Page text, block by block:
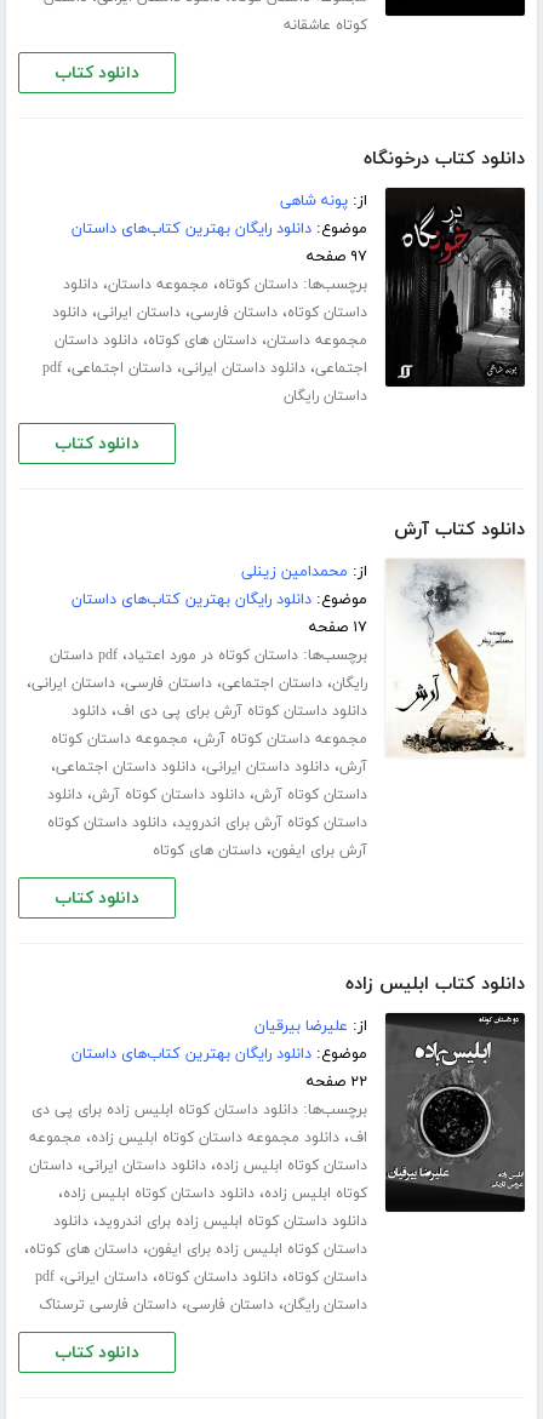
کوتاه عاشقانه
دانلود کتاب
دانلود کتاب درخونگاه
از:پونه شاهی
موضوع:دانلود رایگان بهترین کتاب‌های داستان
۹۷ صفحه
برچسب‌ها:داستان کوتاه، مجموعه داستان،دانلود
داستان کوتاه،داستان فارسی،داستان ایرانی،دانلود
مجموعه داستان،داستان های کوتاه،دانلود داستان
اجتماعی،دانلود داستان ایرانی،داستان اجتماعی،pdf
داستان رایگان
دانلود کتاب
دانلود کتاب آرش
از: محمدامین زینلی
موضوع:دانلود رایگان بهترین کتاب‌های داستان
۱۷ صفحه
برچسب‌ها:داستان کوتاه در مورد اعتیاد،
pdf داستان
رایگان،داستان اجتماعی،داستان فارسی،داستان ایرانی،
دانلود داستان کوتاه آرش برای پی دی اف،دانلود
مجموعه داستان کوتاه آرش، مجموعه داستان کوتاه
آرش،دانلود داستان ایرانی،دانلود داستان اجتماعی،
داستان کوتاه آرش،دانلود داستان کوتاه آرش،دانلود
داستان کوتاه آرش برای اندروید،دانلود داستان کوتاه
آرش برای ایفون،داستان های کوتاه
دانلود کتاب
دانلود کتاب ابلیس زاده
از: علیرضا بیرقیان
موضوع:دانلود رایگان بهترین کتاب‌های داستان
۲۲ صفحه
برچسب‌ها:دانلود داستان کوتاه ابلیس زاده برای پی دی
اف،دانلود مجموعه داستان کوتاه ابلیس زاده، مجموعه
داستان کوتاه ابلیس زاده،دانلود داستان ایرانی،داستان
کوتاه ابلیس زاده،دانلود داستان کوتاه ابلیس زاده،
دانلود داستان کوتاه ابلیس زاده برای اندروید،دانلود
داستان کوتاه ابلیس زاده برای ایفون،داستان های کوتاه،
داستان کوتاه،دانلود داستان کوتاه،داستان ایرانی،pdf
داستان رایگان،داستان فارسی،داستان فارسی ترسناک
دانلود کتاب